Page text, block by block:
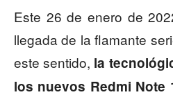
Este 26 de enero de
llegada de la flamante
este sentido, la
los nuevos Redmi Note